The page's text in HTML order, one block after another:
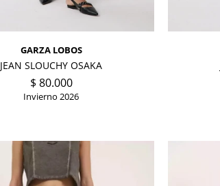
GARZA LOBOS
JEAN SLOUCHY OSAKA
$ 80.000
Invierno 2026